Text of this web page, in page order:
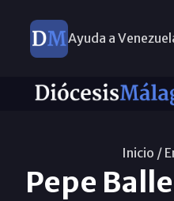
Ayuda a
Inicio /
Pepe